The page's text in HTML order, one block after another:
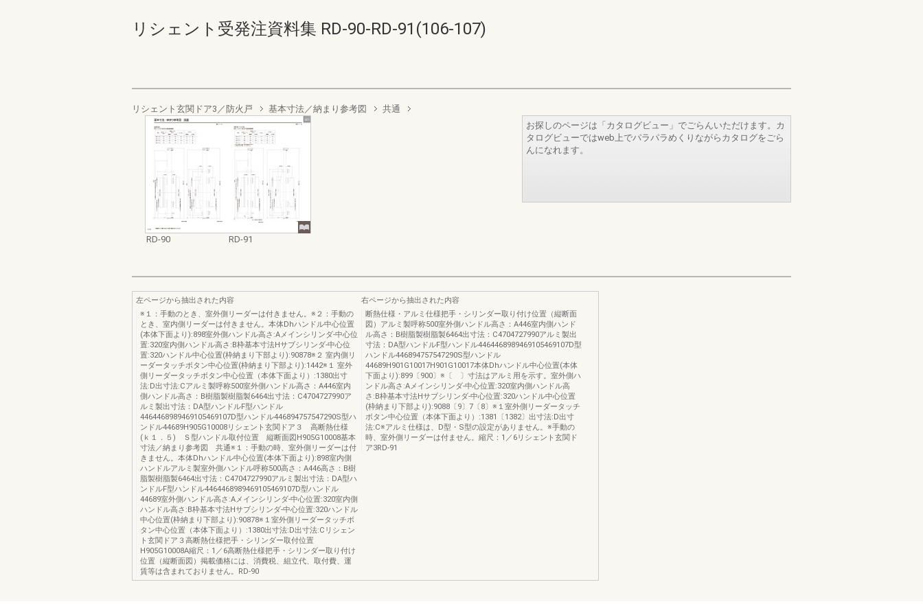
リシェント受発注資料集 RD-90-RD-91(106-107)
リシェント玄関ドア3／防火戸 基本寸法／納まり参考図 共通
RD-90 RD-91
お探しのページは「カタログビュー」でごらんいただけます。カ
タログビューではweb上でパラパラめくりながらカタログをごら
んになれます。
左ページから抽出された内容
※１：手動のとき、室外側リーダーは付きません。※２：手動の
とき、室内側リーダーは付きません。本体Dhハンドル中心位置
(本体下面より):898室外側ハンドル高さ:Aメインシリンダ‑中心位
置:320室内側ハンドル高さ:B枠基本寸法Hサブシリンダ‑中心位
置:320ハンドル中心位置(枠納まり下部より):90878※２ 室内側リ
ーダータッチボタン中心位置(枠納まり下部より):1442※１ 室外
側リーダータッチボタン中心位置（本体下面より）:1380出寸
法:D出寸法:Cアルミ製呼称500室外側ハンドル高さ：A446室内
側ハンドル高さ：B樹脂製樹脂製6464出寸法：C4704727990ア
ルミ製出寸法：DA型ハンドルF型ハンドル
4464468989469105469107D型ハンドル446894757547290S型ハ
ンドル44689H905G10008リシェント玄関ドア３ 高断熱仕様
(ｋ１．５) Ｓ型ハンドル取付位置 縦断面図H905G10008基本
寸法／納まり参考図 共通※１：手動の時、室外側リーダーは付
きません。本体Dhハンドル中心位置(本体下面より):898室内側
ハンドルアルミ製室外側ハンドル呼称500高さ：A446高さ：B樹
脂製樹脂製6464出寸法：C4704727990アルミ製出寸法：DA型ハ
ンドルF型ハンドル4464468989469105469107D型ハンドル
44689室外側ハンドル高さ:Aメインシリンダ-中心位置:320室内側
ハンドル高さ:B枠基本寸法Hサブシリンダ-中心位置:320ハンドル
中心位置(枠納まり下部より):90878※１室外側リーダータッチボ
タン中心位置（本体下面より）:1380出寸法:D出寸法:Cリシェン
ト玄関ドア３高断熱仕様把手・シリンダー取付位置
H905G10008A縮尺：1／6高断熱仕様把手・シリンダー取り付け
位置（縦断面図）掲載価格には、消費税、組立代、取付費、運
賃等は含まれておりません。RD-90
右ページから抽出された内容
断熱仕様・アルミ仕様把手・シリンダー取り付け位置（縦断面
図）アルミ製呼称500室外側ハンドル高さ：A446室内側ハンド
ル高さ：B樹脂製樹脂製6464出寸法：C4704727990アルミ製出
寸法：DA型ハンドルF型ハンドル4464468989469105469107D型
ハンドル446894757547290S型ハンドル
44689H901G10017H901G10017本体Dhハンドル中心位置(本体
下面より):899〔900〕※〔 〕寸法はアルミ用を示す。室外側ハ
ンドル高さ:Aメインシリンダ‑中心位置:320室内側ハンドル高
さ:B枠基本寸法Hサブシリンダ‑中心位置:320ハンドル中心位置
(枠納まり下部より):9088〔9〕7〔8〕※１室外側リーダータッチ
ボタン中心位置（本体下面より）:1381〔1382〕出寸法:D出寸
法:C※アルミ仕様は、D型・S型の設定がありません。※手動の
時、室外側リーダーは付ません。縮尺：1／6リシェント玄関ド
ア3RD-91